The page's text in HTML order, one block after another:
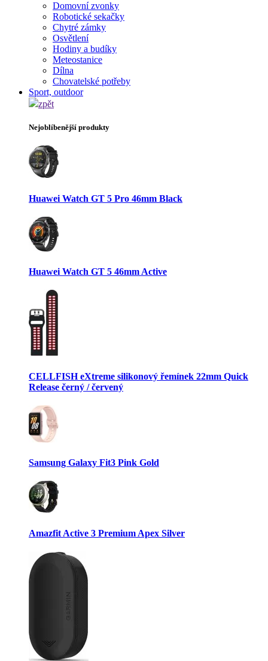
Domovní zvonky
Robotické sekačky
Chytré zámky
Osvětlení
Hodiny a budíky
Meteostanice
Dílna
Chovatelské potřeby
Sport, outdoor
zpět
Nejoblíbenější produkty
Huawei Watch GT 5 Pro 46mm Black
Huawei Watch GT 5 46mm Active
CELLFISH eXtreme silikonový řemínek 22mm Quick
Release černý / červený
Samsung Galaxy Fit3 Pink Gold
Amazfit Active 3 Premium Apex Silver